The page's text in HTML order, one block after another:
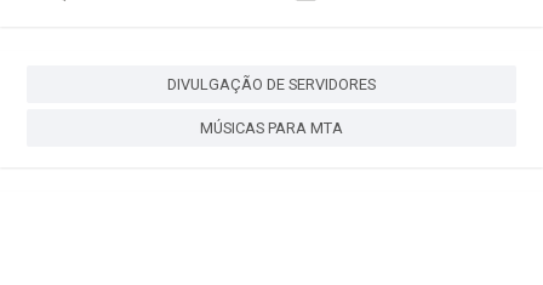
DIVULGAÇÃO DE SERVIDORES
MÚSICAS PARA MTA